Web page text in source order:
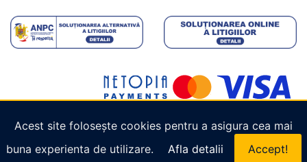
Acest site folosește cookies pentru a asigura cea mai
buna experienta de utilizare.
Afla detalii Accept!
Copyright © 2026 Cruiseget.com . Toate drepturile
rezervate.